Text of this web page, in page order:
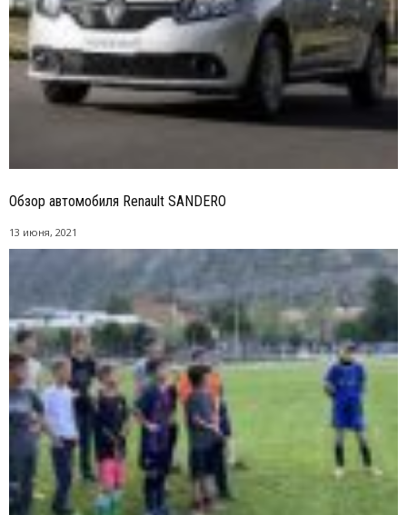
Обзор автомобиля Renault SANDERO
13 июня, 2021